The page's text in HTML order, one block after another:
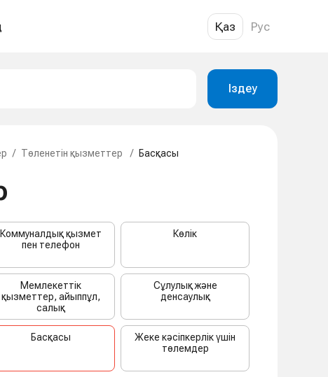
Қаз Рус
Іздеу
/ Төленетін қызметтер / Басқасы
Коммуналдық қызмет
пен телефон
Көлік
Мемлекеттік
қызметтер, айыппұл,
салық
Сұлулық және
денсаулық
Басқасы
Жеке кәсіпкерлік үшін
төлемдер